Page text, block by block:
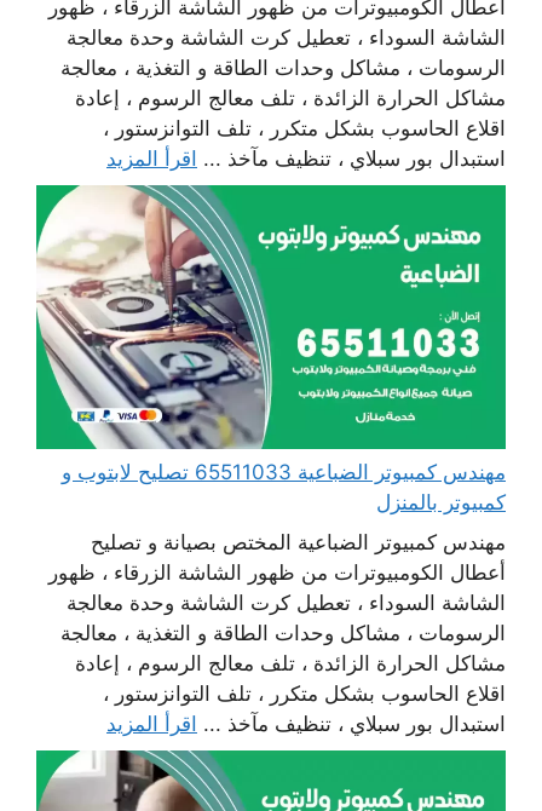
أعطال الكومبيوترات من ظهور الشاشة الزرقاء ، ظهور
الشاشة السوداء ، تعطيل كرت الشاشة وحدة معالجة
الرسومات ، مشاكل وحدات الطاقة و التغذية ، معالجة
مشاكل الحرارة الزائدة ، تلف معالج الرسوم ، إعادة
اقلاع الحاسوب بشكل متكرر ، تلف التوانزستور ،
استبدال بور سبلاي ، تنظيف مآخذ ... اقرأ المزيد
مهندس كمبيوتر الضباعية 65511033 تصليح لابتوب و
كمبيوتر بالمنزل
مهندس كمبيوتر الضباعية المختص بصيانة و تصليح
أعطال الكومبيوترات من ظهور الشاشة الزرقاء ، ظهور
الشاشة السوداء ، تعطيل كرت الشاشة وحدة معالجة
الرسومات ، مشاكل وحدات الطاقة و التغذية ، معالجة
مشاكل الحرارة الزائدة ، تلف معالج الرسوم ، إعادة
اقلاع الحاسوب بشكل متكرر ، تلف التوانزستور ،
استبدال بور سبلاي ، تنظيف مآخذ ... اقرأ المزيد